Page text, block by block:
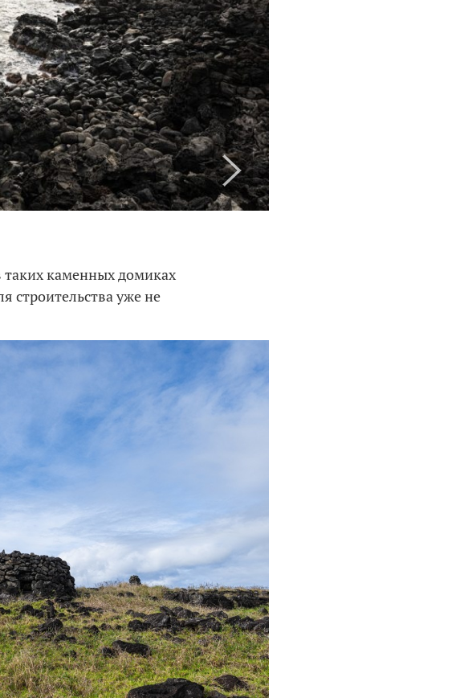
таких каменных домиках
строительства уже не